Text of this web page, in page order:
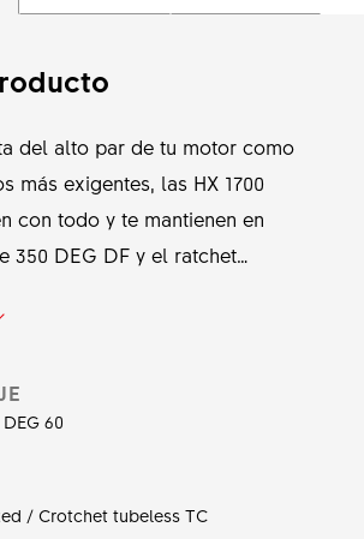
del alto par de tu motor como
las HX 1700
con todo y te mantienen en
para acelerar con
con radios DT Hybrid II
juego de ruedas no cede ante el
y resistentes te
60
/ Crotchet tubeless TC